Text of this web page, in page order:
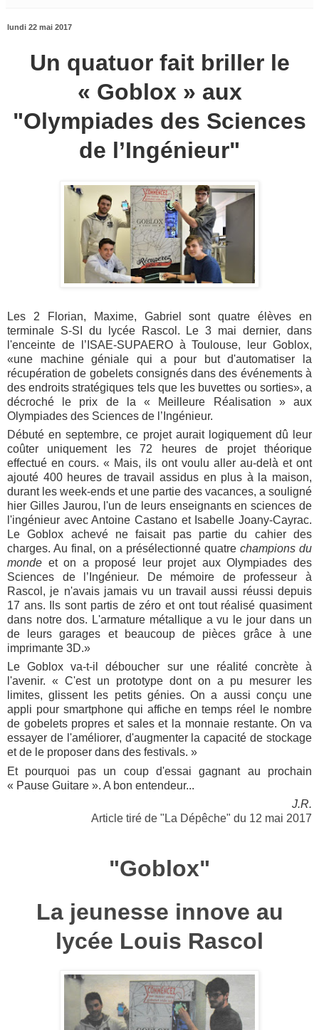
lundi 22 mai 2017
Un quatuor fait briller le
« Goblox » aux
"Olympiades des Sciences
de l’Ingénieur"
Les 2 Florian, Maxime, Gabriel sont quatre élèves en
terminale S-SI du lycée Rascol. Le 3 mai dernier, dans
l'enceinte de l’ISAE-SUPAERO à Toulouse, leur Goblox,
«une machine géniale qui a pour but d'automatiser la
récupération de gobelets consignés dans des événements à
des endroits stratégiques tels que les buvettes ou sorties», a
décroché le prix de la « Meilleure Réalisation » aux
Olympiades des Sciences de l’Ingénieur.
Débuté en septembre, ce projet aurait logiquement dû leur
coûter uniquement les 72 heures de projet théorique
effectué en cours. « Mais, ils ont voulu aller au-delà et ont
ajouté 400 heures de travail assidus en plus à la maison,
durant les week-ends et une partie des vacances, a souligné
hier Gilles Jaurou, l'un de leurs enseignants en sciences de
l'ingénieur avec Antoine Castano et Isabelle Joany-Cayrac.
Le Goblox achevé ne faisait pas partie du cahier des
charges. Au final, on a présélectionné quatre champions du
monde et on a proposé leur projet aux Olympiades des
Sciences de l’Ingénieur. De mémoire de professeur à
Rascol, je n'avais jamais vu un travail aussi réussi depuis
17 ans. Ils sont partis de zéro et ont tout réalisé quasiment
dans notre dos. L'armature métallique a vu le jour dans un
de leurs garages et beaucoup de pièces grâce à une
imprimante 3D.»
Le Goblox va-t-il déboucher sur une réalité concrète à
l'avenir. « C'est un prototype dont on a pu mesurer les
limites, glissent les petits génies. On a aussi conçu une
appli pour smartphone qui affiche en temps réel le nombre
de gobelets propres et sales et la monnaie restante. On va
essayer de l'améliorer, d'augmenter la capacité de stockage
et de le proposer dans des festivals. »
Et pourquoi pas un coup d'essai gagnant au prochain
« Pause Guitare ». A bon entendeur...
J.R.
Article tiré de "La Dépêche" du 12 mai 2017
"Goblox"
La jeunesse innove au
lycée Louis Rascol